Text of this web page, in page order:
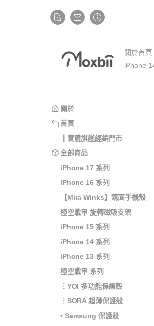
關於首頁
iPhone
關於
首頁
┃實體旗艦經銷門市
全部商品
iPhone 17 系列
iPhone 16 系列
【Mira Winks】鏡面手機殼
極空戰甲 旋轉磁吸支架
iPhone 15 系列
iPhone 14 系列
iPhone 13 系列
極空戰甲 系列
︙YOI 多功能保護殼
︙SORA 超薄保護殼
• Samsung 保護殼